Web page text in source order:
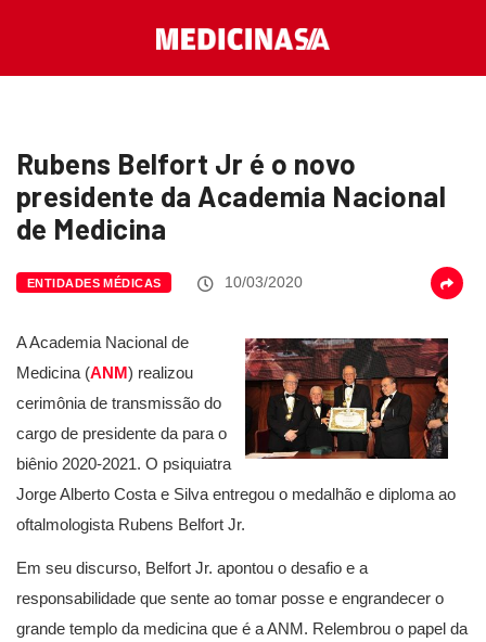
Rubens Belfort Jr é o novo
presidente da Academia Nacional
de Medicina
ENTIDADES MÉDICAS 10/03/2020
A Academia Nacional de
Medicina (ANM) realizou
cerimônia de transmissão do
cargo de presidente da para o
biênio 2020-2021. O psiquiatra
Jorge Alberto Costa e Silva entregou o medalhão e diploma ao
oftalmologista Rubens Belfort Jr.
Em seu discurso, Belfort Jr. apontou o desafio e a
responsabilidade que sente ao tomar posse e engrandecer o
grande templo da medicina que é a ANM. Relembrou o papel da